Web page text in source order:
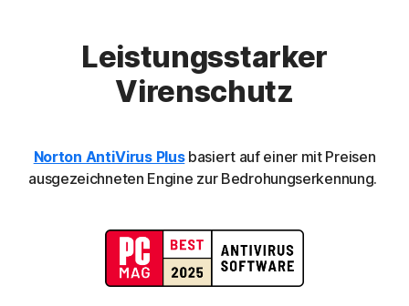
Leistungsstarker
Virenschutz
Norton AntiVirus Plusbasiert auf einer mit Preisen
ausgezeichneten Engine zur Bedrohungserkennung.